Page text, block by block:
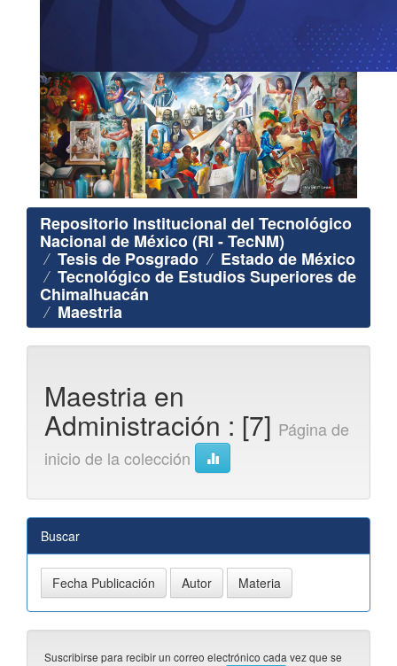
Repositorio Institucional del Tecnológico
Nacional de México (RI - TecNM)
Tesis de Posgrado Estado de México
Tecnológico de Estudios Superiores de
Chimalhuacán
Maestria
Maestria en
Administración : [7] Página de
inicio de la colección
Buscar
Suscribirse para recibir un correo electrónico cada vez que se